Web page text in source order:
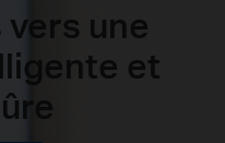
vers une
et